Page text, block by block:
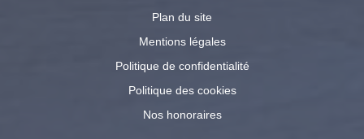
Plan du site
Mentions légales
Politique de confidentialité
Politique des cookies
Nos honoraires